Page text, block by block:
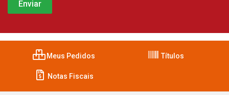
Meus Pedidos Títulos
Notas Fiscais